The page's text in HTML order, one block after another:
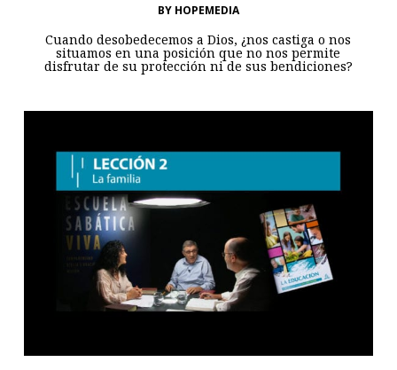
BY HOPEMEDIA
Cuando desobedecemos a Dios, ¿nos castiga o nos
situamos en una posición que no nos permite
disfrutar de su protección ni de sus bendiciones?